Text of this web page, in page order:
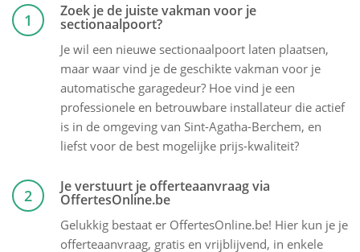
1 Zoek je de juiste vakman voor je
sectionaalpoort?
Je wil een nieuwe sectionaalpoort laten plaatsen,
maar waar vind je de geschikte vakman voor je
automatische garagedeur? Hoe vind je een
professionele en betrouwbare installateur die actief
is in de omgeving van Sint-Agatha-Berchem, en
liefst voor de best mogelijke prijs-kwaliteit?
2 Je verstuurt je offerteaanvraag via
OffertesOnline.be
Gelukkig bestaat er OffertesOnline.be! Hier kun je je
offerteaanvraag, gratis en vrijblijvend, in enkele